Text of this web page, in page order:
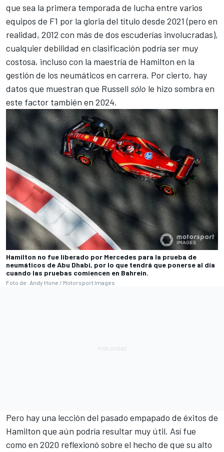
que sea la primera temporada de lucha entre varios
equipos de F1 por la gloria del título desde 2021 (pero en
realidad, 2012 con más de dos escuderías involucradas),
cualquier debilidad en clasificación podría ser muy
costosa, incluso con la maestría de Hamilton en la
gestión de los neumáticos en carrera. Por cierto, hay
datos que muestran que Russell sólo le hizo sombra en
este factor también en 2024.
Hamilton no fue liberado por Mercedes para la prueba de
neumáticos de Abu Dhabi, por lo que tendrá que ponerse al día
cuando las pruebas comiencen en Bahrein.
Foto de: Andy Hone / Motorsport Images
Pero hay una lección del pasado empapado de éxitos de
Hamilton que aún podría resultar muy útil. Así fue
como en 2020 reflexionó sobre el hecho de que su alto